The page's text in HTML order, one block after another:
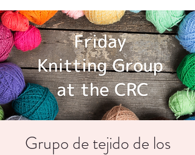
Grupo de tejido de los